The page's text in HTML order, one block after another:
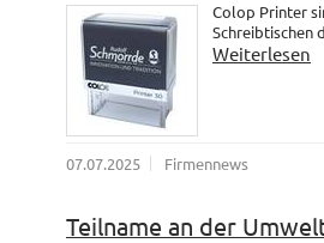
Colop Printer
Schreibtischen
Weiterlesen
07.07.2025 Firmennews
Teilname an der